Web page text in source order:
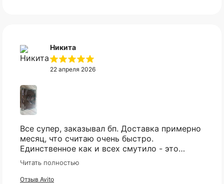
Никита
22 апреля 2026
Все супер, заказывал бп. Доставка примерно
месяц, что считаю очень быстро.
Единственное как и всех смутило - это
оплата, но все прошло гладко. Упакован
товар тоже был хорошо, в двойной коробке
и в пупырке. Трек номер предоставили.
Читать полностью
Отзыв Avito